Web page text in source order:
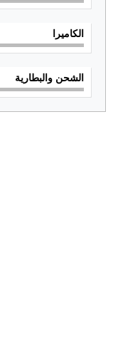
الكاميرا
الشحن والبطارية